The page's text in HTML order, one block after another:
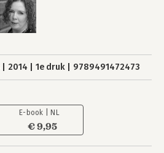
2014 1e druk 9789491472473
E-book | NL
€ 9,95